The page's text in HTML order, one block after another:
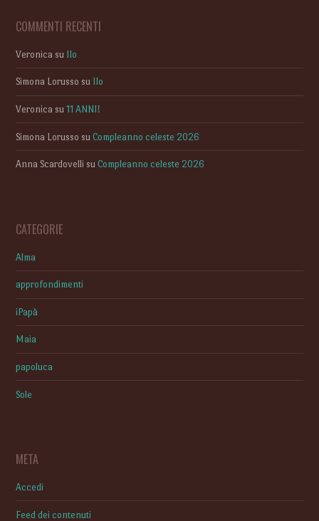
COMMENTI RECENTI
Veronica su Ilo
Simona Lorusso su Ilo
Veronica su11 ANNI!
Simona Lorusso su Compleanno celeste 2026
Anna Scardovelli su Compleanno celeste 2026
CATEGORIE
Alma
approfondimenti
iPapà
Maia
papoluca
Sole
META
Accedi
Feed dei contenuti